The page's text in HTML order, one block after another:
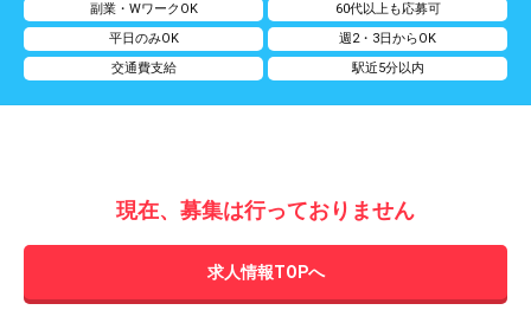
副業・WワークOK
60代以上も応募可
平日のみOK
週2・3日からOK
交通費支給
駅近5分以内
現在、募集は行っておりません
求人情報TOPへ